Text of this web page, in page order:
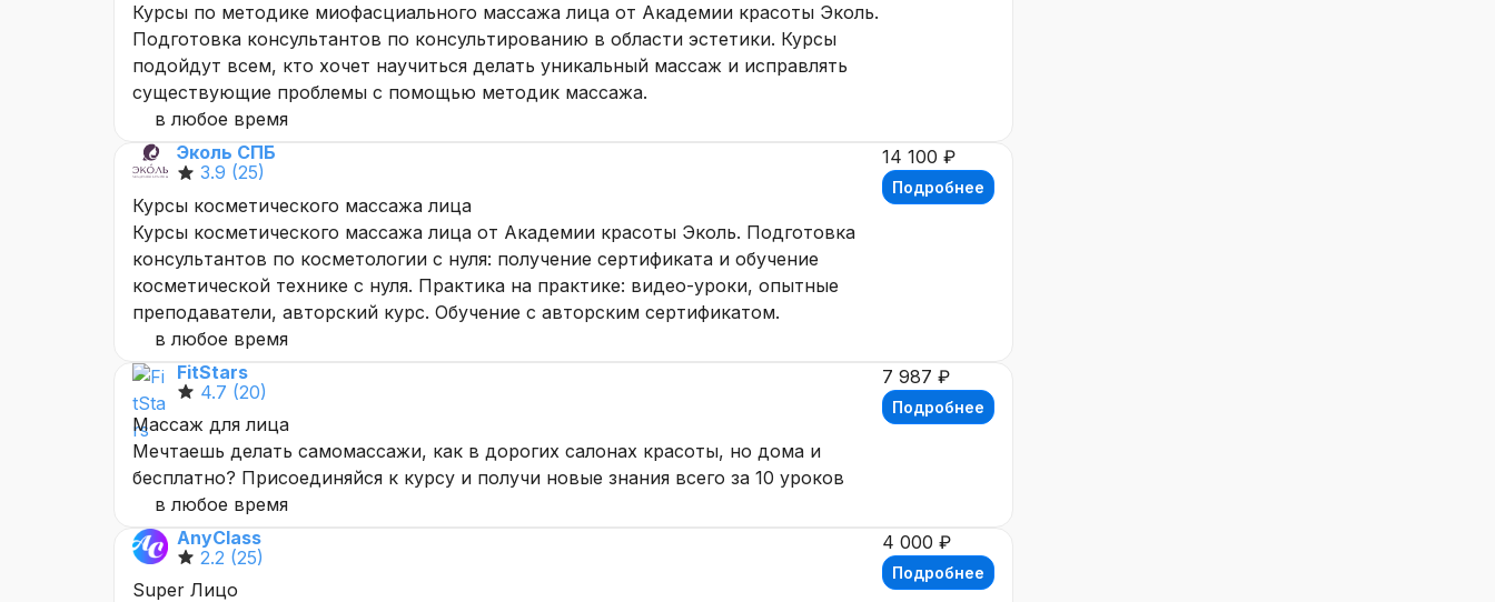
Курсы по методике миофасциального массажа лица от Академии красоты Эколь.
Подготовка консультантов по консультированию в области эстетики. Курсы
подойдут всем, кто хочет научиться делать уникальный массаж и исправлять
существующие проблемы с помощью методик массажа.
в любое время
Эколь СПБ
3.9 (25)
Курсы косметического массажа лица
Курсы косметического массажа лица от Академии красоты Эколь. Подготовка
консультантов по косметологии с нуля: получение сертификата и обучение
косметической технике с нуля. Практика на практике: видео-уроки, опытные
преподаватели, авторский курс. Обучение с авторским сертификатом.
в любое время
14 100 ₽
Подробнее
FitStars
4.7 (20)
Массаж для лица
Мечтаешь делать самомассажи, как в дорогих салонах красоты, но дома и
бесплатно? Присоединяйся к курсу и получи новые знания всего за 10 уроков
в любое время
7 987 ₽
Подробнее
AnyClass
2.2 (25)
Super Лицо
4 000 ₽
Подробнее